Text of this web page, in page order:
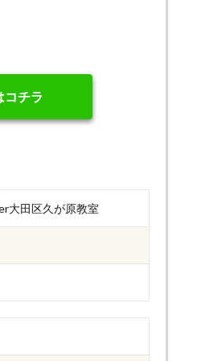
コチラ
大田区久が原教室